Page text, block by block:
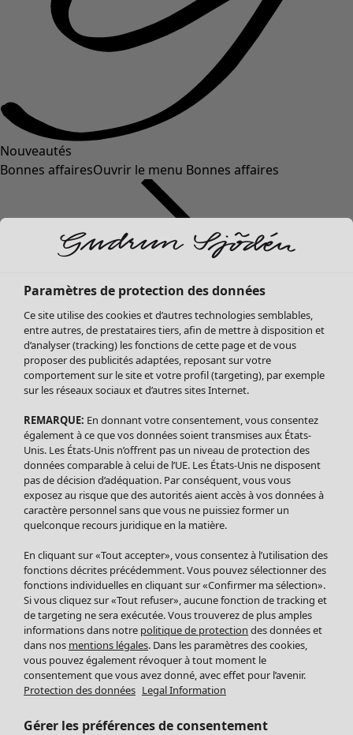
Nouveautés
Bonnes affairesOuvrir le menu Bonnes affaires
Soldes Vêtements
Tous les vêtements
Robes
Tuniques
Blouses
Tops
Gilets
Pantalon
Jupes
Leggings et collants
Accessoires
Chaussures
Vêtements de bain
Basics
Soldes Mobilier
Bonnes affaires déco
Décoration
Textiles
Tapis
Éponge
Paramètres de protection des données
Ce site utilise des cookies et d’autres technologies semblables,
entre autres, de prestataires tiers, afin de mettre à disposition et
d’analyser (tracking) les fonctions de cette page et de vous
proposer des publicités adaptées, reposant sur votre
comportement sur le site et votre profil (targeting), par exemple
sur les réseaux sociaux et d’autres sites Internet.
REMARQUE: En donnant votre consentement, vous consentez
également à ce que vos données soient transmises aux États-
Unis. Les États-Unis n’offrent pas un niveau de protection des
données comparable à celui de l’UE. Les États-Unis ne disposent
pas de décision d’adéquation. Par conséquent, vous vous
exposez au risque que des autorités aient accès à vos données à
caractère personnel sans que vous ne puissiez former un
quelconque recours juridique en la matière.
En cliquant sur «Tout accepter», vous consentez à l’utilisation des
fonctions décrites précédemment. Vous pouvez sélectionner des
fonctions individuelles en cliquant sur «Confirmer ma sélection».
Si vous cliquez sur «Tout refuser», aucune fonction de tracking et
de targeting ne sera exécutée. Vous trouverez de plus amples
informations dans notre politique de protection des données et
dans nos mentions légales. Dans les paramètres des cookies,
vous pouvez également révoquer à tout moment le
consentement que vous avez donné, avec effet pour l’avenir.
Protection des données Legal Information
Gérer les préférences de consentement